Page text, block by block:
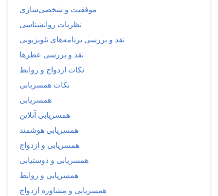
موفقیت و شخصی‌سازی
نظریات روانشناسی
نقد و بررسی برنامه‌های تلویزیونی
نقد و بررسی عطرها
نکات ازدواج و روابط
نکات همسریابی
همسریابی
همسریابی آنلاین
همسریابی هوشمند
همسریابی و ازدواج
همسریابی و دوستیابی
همسریابی و روابط
همسریابی و مشاوره ازدواج